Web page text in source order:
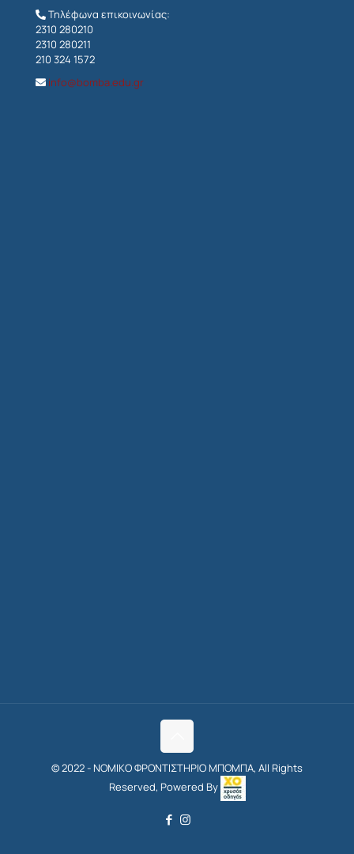
Τηλέφωνα επικοινωνίας:
2310 280210
2310 280211
210 324 1572
info@bomba.edu.gr
© 2022 - ΝΟΜΙΚΟ ΦΡΟΝΤΙΣΤΗΡΙΟ ΜΠΟΜΠΑ, All Rights
Reserved, Powered By